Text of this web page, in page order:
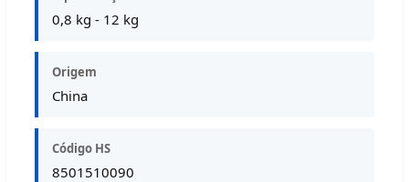
0,8 kg - 12 kg
Origem
China
Código HS
8501510090